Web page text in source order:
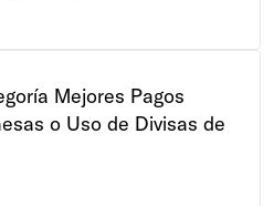
Mejores Pagos
o Uso de Divisas de